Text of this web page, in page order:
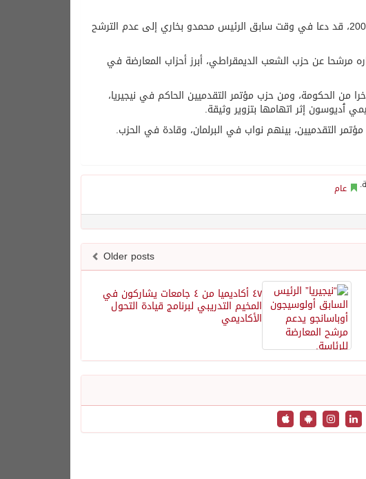
وكان أولوسيجون، الذي حكم نيجيريا خلال الفترة ما بين 1999 إلى 2007، قد دعا في وقت سابق الرئيس محمدو بخاري إلى عدم الترشح
مرشحا عن حزب الشعب الديمقراطي، أبرز أحزاب المعارضة في
الحكومة، ومن حزب مؤتمر التقدميين الحاكم في نيجيريا،
ٱديوسون إثر اتهامها بتزوير وثيقة.
التقدميين، بينهم نواب في البرلمان، وقادة في الحزب.
عام
Older posts
٤٧ أكاديميا من ٤ جامعات يشاركون في
المخيم التدريبي لبرنامج قيادة التحول
الأكاديمي